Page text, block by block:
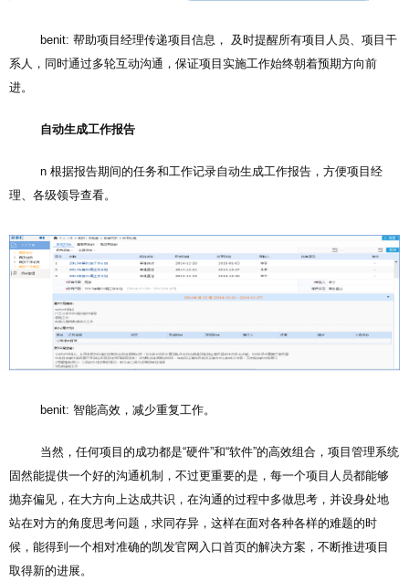
benit: 帮助项目经理传递项目信息， 及时提醒所有项目人员、项目干
系人，同时通过多轮互动沟通，保证项目实施工作始终朝着预期方向前
进。
自动生成工作报告
n 根据报告期间的任务和工作记录自动生成工作报告，方便项目经
理、各级领导查看。
benit: 智能高效，减少重复工作。
当然，任何项目的成功都是“硬件”和“软件”的高效组合，项目管理系统
固然能提供一个好的沟通机制，不过更重要的是，每一个项目人员都能够
抛弃偏见，在大方向上达成共识，在沟通的过程中多做思考，并设身处地
站在对方的角度思考问题，求同存异，这样在面对各种各样的难题的时
候，能得到一个相对准确的凯发官网入口首页的解决方案，不断推进项目
取得新的进展。